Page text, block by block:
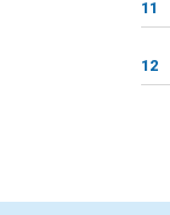
11
12